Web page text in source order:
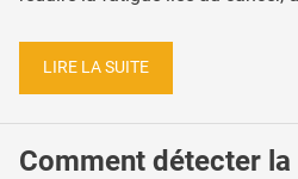
LIRE LA SUITE
Comment détecter